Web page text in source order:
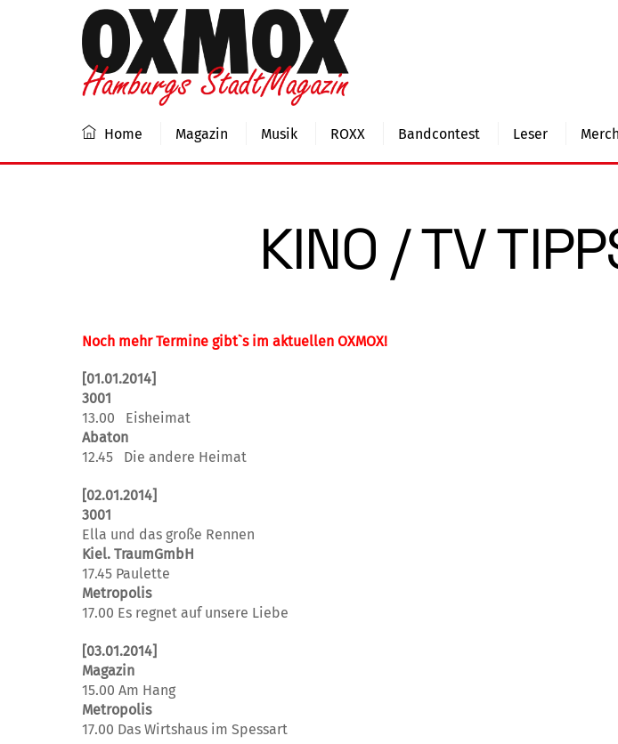
Home Magazin Musik ROXX Bandcontest Leser Merch
KINO / TV
Noch mehr Termine gibt`s im aktuellen OXMOX!
[01.01.2014]
3001
13.00 Eisheimat
Abaton
12.45 Die andere Heimat
[02.01.2014]
3001
Ella und das große Rennen
Kiel. TraumGmbH
17.45 Paulette
Metropolis
17.00 Es regnet auf unsere Liebe
[03.01.2014]
Magazin
15.00 Am Hang
Metropolis
17.00 Das Wirtshaus im Spessart